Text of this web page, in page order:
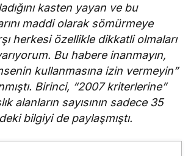
kasten yayan ve bu
maddi olarak sömürmeye
herkesi özellikle dikkatli olmaları
Bu habere inanmayın,
kullanmasına izin vermeyin”
Birinci, “2007 kriterlerine”
alanların sayısının sadece 35
bilgiyi de paylaşmıştı.